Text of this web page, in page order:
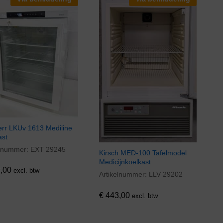
LKUv 1613 Mediline
EXT 29245
excl. btw
Kirsch MED-100 Tafelmodel
Medicijnkoelkast
Artikelnummer: LLV 29202
€443,00 excl. btw
€443,00